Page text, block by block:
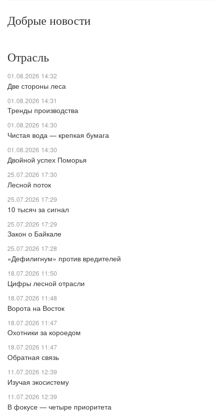
Добрые новости
Отрасль
01.08.2026 14:32
Две стороны леса
01.08.2026 14:31
Тренды производства
01.08.2026 14:30
Чистая вода — крепкая бумага
01.08.2026 14:30
Двойной успех Поморья
25.07.2026 17:30
Лесной поток
25.07.2026 17:29
10 тысяч за сигнал
25.07.2026 17:29
Закон о Байкале
25.07.2026 17:28
«Дефилигнум» против вредителей
18.07.2026 11:50
Цифры лесной отрасли
18.07.2026 11:48
Ворота на Восток
18.07.2026 11:47
Охотники за короедом
18.07.2026 11:47
Обратная связь
11.07.2026 12:39
Изучая экосистему
11.07.2026 12:39
В фокусе — четыре приоритета